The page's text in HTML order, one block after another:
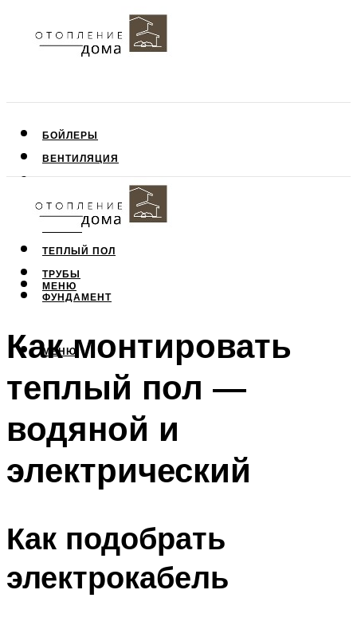
БОЙЛЕРЫ
ВЕНТИЛЯЦИЯ
ПОТОЛОК
СТЕНЫ
ТЕПЛЫЙ ПОЛ
ТРУБЫ
ФУНДАМЕНТ
МЕНЮ
МЕНЮ
Как монтировать
теплый пол —
водяной и
электрический
Как подобрать
электрокабель